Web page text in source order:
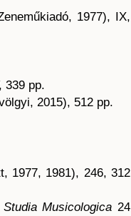
1977), IX,
339 pp.
2015), 512 pp.
1977, 1981), 246, 312
Musicologica 24